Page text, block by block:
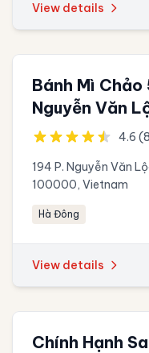
View details
Bánh Mì Chảo
Nguyễn Văn
4.6
194 P. Nguyễn Văn
100000, Vietnam
Hà Đông
View details
Chính Hạnh